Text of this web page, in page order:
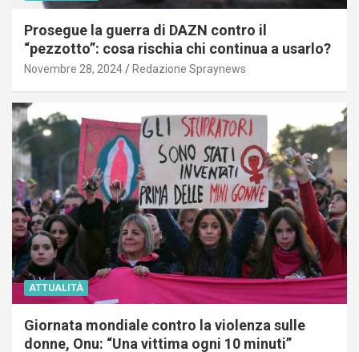
Prosegue la guerra di DAZN contro il
“pezzotto”: cosa rischia chi continua a usarlo?
Novembre 28, 2024 Redazione Spraynews
ATTUALITÀ
Giornata mondiale contro la violenza sulle
donne, Onu: “Una vittima ogni 10 minuti”